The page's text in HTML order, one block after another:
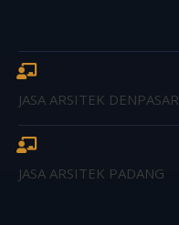
JASA ARSITEK DENPASAR
JASA ARSITEK PADANG